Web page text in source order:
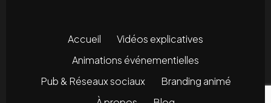
Accueil
Vidéos explicatives
Animations événementielles
Pub & Réseaux sociaux
Branding animé